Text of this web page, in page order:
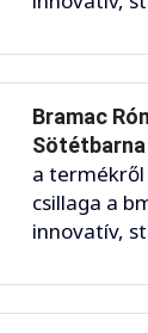
Bramac
Sötétbarna
a
csillaga a
innovatív,